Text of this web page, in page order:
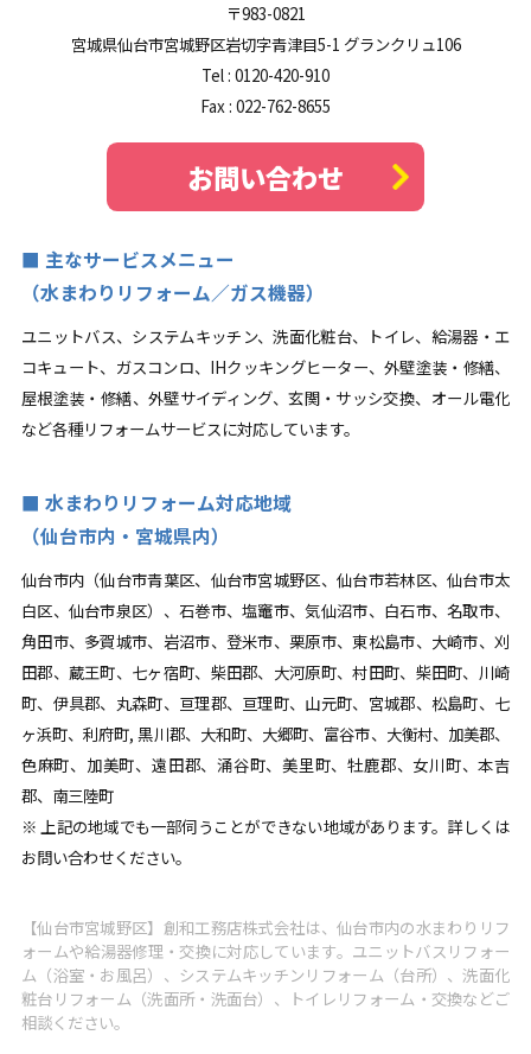
〒983-0821
宮城県仙台市宮城野区岩切字青津目5-1 グランクリュ106
Tel : 0120-420-910
Fax : 022-762-8655
お問い合わせ
主なサービスメニュー
（水まわりリフォーム／ガス機器）
ユニットバス、システムキッチン、洗面化粧台、トイレ、給湯器・エ
コキュート、ガスコンロ、IHクッキングヒーター、外壁塗装・修繕、
屋根塗装・修繕、外壁サイディング、玄関・サッシ交換、オール電化
など各種リフォームサービスに対応しています。
水まわりリフォーム対応地域
（仙台市内・宮城県内）
仙台市内（仙台市青葉区、仙台市宮城野区、仙台市若林区、仙台市太
白区、仙台市泉区）、石巻市、塩竈市、気仙沼市、白石市、名取市、
角田市、多賀城市、岩沼市、登米市、栗原市、東松島市、大崎市、刈
田郡、蔵王町、七ヶ宿町、柴田郡、大河原町、村田町、柴田町、川崎
町、伊具郡、丸森町、亘理郡、亘理町、山元町、宮城郡、松島町、七
ヶ浜町、利府町, 黒川郡、大和町、大郷町、富谷市、大衡村、加美郡、
色麻町、加美町、遠田郡、涌谷町、美里町、牡鹿郡、女川町、本吉
郡、南三陸町
※ 上記の地域でも一部伺うことができない地域があります。詳しくは
お問い合わせください。
【仙台市宮城野区】創和工務店株式会社は、仙台市内の水まわりリフ
ォームや給湯器修理・交換に対応しています。ユニットバスリフォー
ム（浴室・お風呂）、システムキッチンリフォーム（台所）、洗面化
粧台リフォーム（洗面所・洗面台）、トイレリフォーム・交換などご
相談ください。